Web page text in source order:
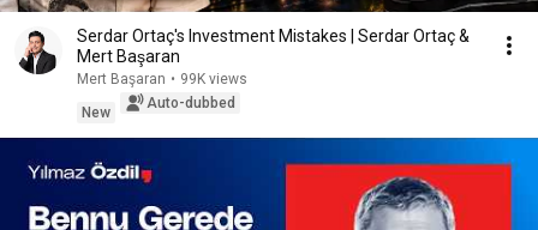
Serdar Ortaç's Investment Mistakes | Serdar Ortaç &
Mert Başaran
Mert Başaran • 99K views
New
Auto-dubbed